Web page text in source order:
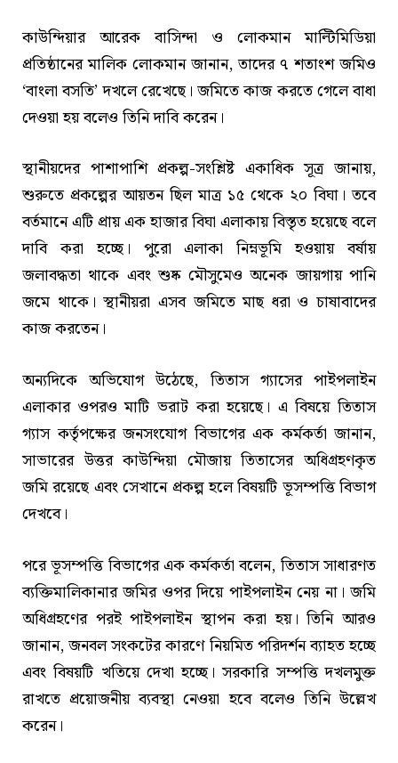
কাউন্দিয়ার আরেক বাসিন্দা ও লোকমান মাল্টিমিডিয়া
প্রতিষ্ঠানের মালিক লোকমান জানান, তাদের ৭ শতাংশ জমিও
‘বাংলা বসতি’ দখলে রেখেছে। জমিতে কাজ করতে গেলে বাধা
দেওয়া হয় বলেও তিনি দাবি করেন।
স্থানীয়দের পাশাপাশি প্রকল্প-সংশ্লিষ্ট একাধিক সূত্র জানায়,
শুরুতে প্রকল্পের আয়তন ছিল মাত্র ১৫ থেকে ২০ বিঘা। তবে
বর্তমানে এটি প্রায় এক হাজার বিঘা এলাকায় বিস্তৃত হয়েছে বলে
দাবি করা হচ্ছে। পুরো এলাকা নিম্নভূমি হওয়ায় বর্ষায়
জলাবদ্ধতা থাকে এবং শুষ্ক মৌসুমেও অনেক জায়গায় পানি
জমে থাকে। স্থানীয়রা এসব জমিতে মাছ ধরা ও চাষাবাদের
কাজ করতেন।
অন্যদিকে অভিযোগ উঠেছে, তিতাস গ্যাসের পাইপলাইন
এলাকার ওপরও মাটি ভরাট করা হয়েছে। এ বিষয়ে তিতাস
গ্যাস কর্তৃপক্ষের জনসংযোগ বিভাগের এক কর্মকর্তা জানান,
সাভারের উত্তর কাউন্দিয়া মৌজায় তিতাসের অধিগ্রহণকৃত
জমি রয়েছে এবং সেখানে প্রকল্প হলে বিষয়টি ভূসম্পত্তি বিভাগ
দেখবে।
পরে ভূসম্পত্তি বিভাগের এক কর্মকর্তা বলেন, তিতাস সাধারণত
ব্যক্তিমালিকানার জমির ওপর দিয়ে পাইপলাইন নেয় না। জমি
অধিগ্রহণের পরই পাইপলাইন স্থাপন করা হয়। তিনি আরও
জানান, জনবল সংকটের কারণে নিয়মিত পরিদর্শন ব্যাহত হচ্ছে
এবং বিষয়টি খতিয়ে দেখা হচ্ছে। সরকারি সম্পত্তি দখলমুক্ত
রাখতে প্রয়োজনীয় ব্যবস্থা নেওয়া হবে বলেও তিনি উল্লেখ
করেন।